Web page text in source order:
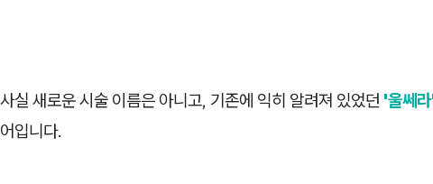
실 새로운 시술 이름은 아니고, 기존에 익히 알려져 있었던 '울쎄
입니다.